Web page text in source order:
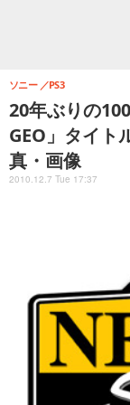
20年ぶりの
GEO」タイト
真・画像
ソニー PS3
2010.12.7 Tue 17:37